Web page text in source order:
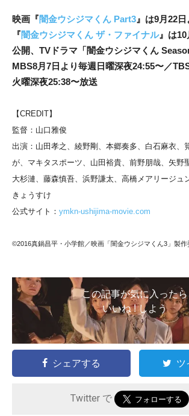
映画『闇金ウシジマくん Part3 』は9月22
『闇金ウシジマくん ザ・ファイナル』は10
公開、 TVドラマ「闇金ウシジマくん
MBS8月7日より毎週日曜深夜24:55〜／
火曜深夜25:38〜放送
【CREDIT】
監督：山口雅俊
出演：山田孝之、綾野剛、本郷奏多、白石麻衣、
が、マキタスポーツ、山田裕貴、前野朋哉、矢野
大杉漣、藤森慎吾、浜野謙太、高橋メアリージュ
きょうすけ
公式サイト： ymkn-ushijima-movie.com
©2016真鍋昌平・小学館／映画「闇金ウシジマくん3」製作
この記事が気に入ったら
いいね ! しよう
シェアする ツ
Twitter で